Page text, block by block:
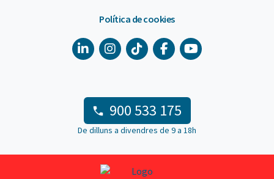
Política de cookies
900 533 175
De dilluns a divendres de 9 a 18h